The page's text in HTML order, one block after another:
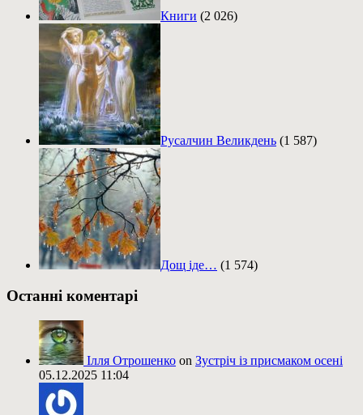
Книги (2 026)
Русалчин Великдень (1 587)
Дощ іде… (1 574)
Останні коментарі
Ілля Отрошенко on Зустріч із присмаком осені
05.12.2025 11:04